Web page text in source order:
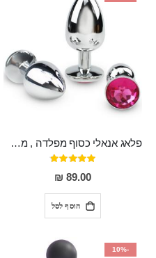
פלאג אנאלי כסוף מפלדה , מתאים ללבישה מתחת לבגדים, בגודל 7.3 על 2.8 ס"מ
דירוג:
97%
89.00 ₪
הוסף לסל
-10%